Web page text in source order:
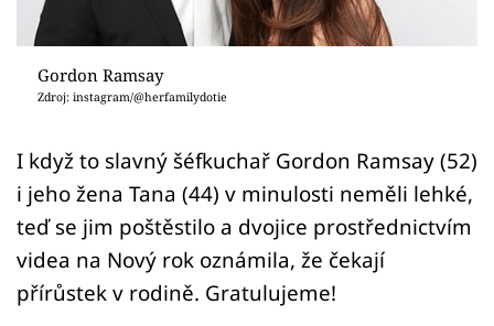
Videa
Sledujte prima+
Sledujte nás
Gordon Ramsay
Zdroj: instagram/@herfamilydotie
I když to slavný šéfkuchař Gordon Ramsay (52)
i jeho žena Tana (44) v minulosti neměli lehké,
teď se jim poštěstilo a dvojice prostřednictvím
videa na Nový rok oznámila, že čekají
přírůstek v rodině. Gratulujeme!